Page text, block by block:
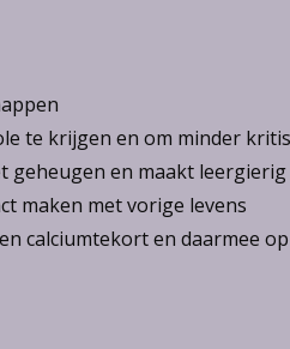
te krijgen en om minder
geheugen en maakt leergierig
maken met vorige levens
calciumtekort en daarmee